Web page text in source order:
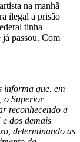
na manhã
ilegal a prisão
tinha
já passou. Com
que, em
o Superior
reconhecendo a
dos demais
determinando as